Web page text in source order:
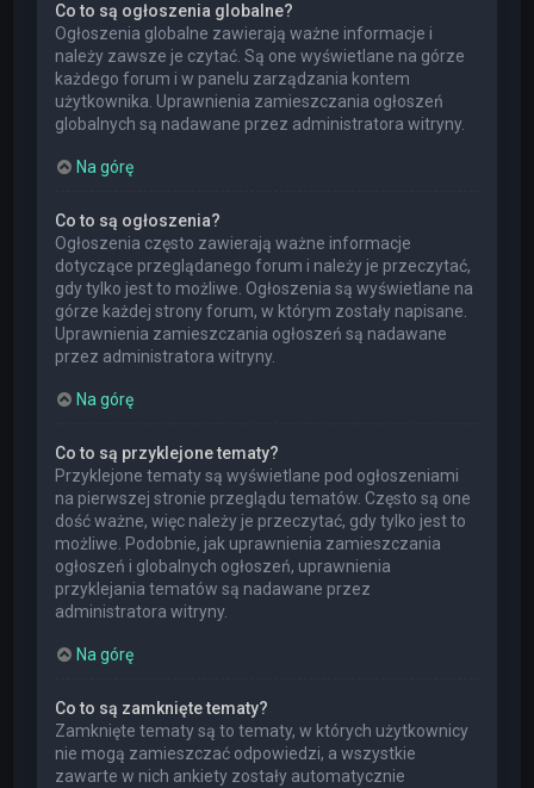
Co to są ogłoszenia globalne?
Ogłoszenia globalne zawierają ważne informacje i
należy zawsze je czytać. Są one wyświetlane na górze
każdego forum i w panelu zarządzania kontem
użytkownika. Uprawnienia zamieszczania ogłoszeń
globalnych są nadawane przez administratora witryny.
Na górę
Co to są ogłoszenia?
Ogłoszenia często zawierają ważne informacje
dotyczące przeglądanego forum i należy je przeczytać,
gdy tylko jest to możliwe. Ogłoszenia są wyświetlane na
górze każdej strony forum, w którym zostały napisane.
Uprawnienia zamieszczania ogłoszeń są nadawane
przez administratora witryny.
Na górę
Co to są przyklejone tematy?
Przyklejone tematy są wyświetlane pod ogłoszeniami
na pierwszej stronie przeglądu tematów. Często są one
dość ważne, więc należy je przeczytać, gdy tylko jest to
możliwe. Podobnie, jak uprawnienia zamieszczania
ogłoszeń i globalnych ogłoszeń, uprawnienia
przyklejania tematów są nadawane przez
administratora witryny.
Na górę
Co to są zamknięte tematy?
Zamknięte tematy są to tematy, w których użytkownicy
nie mogą zamieszczać odpowiedzi, a wszystkie
zawarte w nich ankiety zostały automatycznie